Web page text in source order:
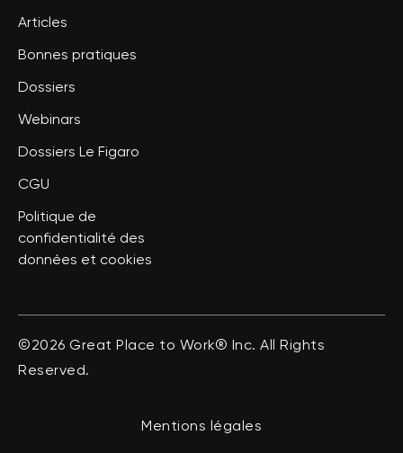
Articles
Bonnes pratiques
Dossiers
Webinars
Dossiers Le Figaro
CGU
Politique de
confidentialité des
données et cookies
©2026 Great Place to Work® Inc. All Rights
Reserved.
Mentions légales